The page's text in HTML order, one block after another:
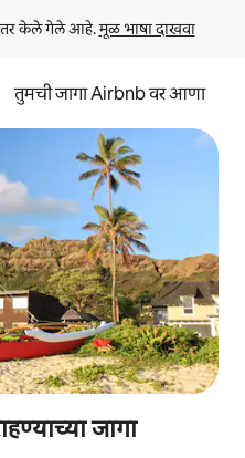
केले गेले आहे. मूळ भाषा दाखवा
तुमची जागा Airbnb वर आणा
जागा